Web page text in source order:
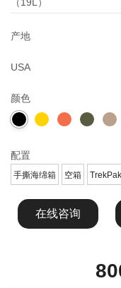
产地
USA
颜色
配置
手撕海绵箱 空箱
在线咨询